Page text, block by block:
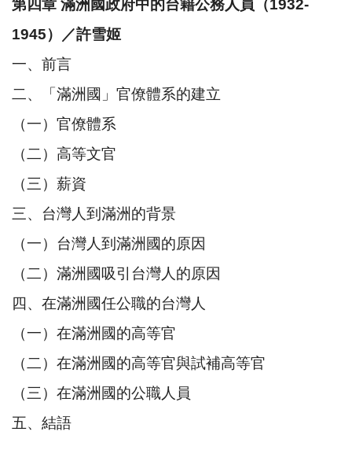
第四章 滿洲國政府中的台籍公務人員（1932-
1945）／許雪姬
一、前言
二、「滿洲國」官僚體系的建立
（一）官僚體系
（二）高等文官
（三）薪資
三、台灣人到滿洲的背景
（一）台灣人到滿洲國的原因
（二）滿洲國吸引台灣人的原因
四、在滿洲國任公職的台灣人
（一）在滿洲國的高等官
（二）在滿洲國的高等官與試補高等官
（三）在滿洲國的公職人員
五、結語